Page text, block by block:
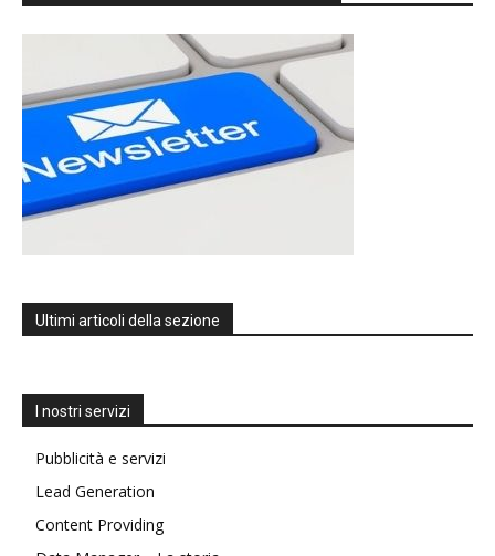
Ultimi articoli della sezione
I nostri servizi
Pubblicità e servizi
Lead Generation
Content Providing